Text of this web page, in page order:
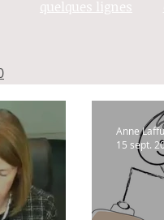
quelques lignes
Anne
15 sept.